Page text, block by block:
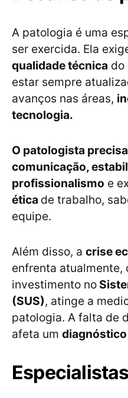
A patologia é uma
ser exercida. Ela
qualidade técnica do
estar sempre
avanços nas áreas,
tecnologia.
O patologista
comunicação,
profissionalismo e
ética de trabalho,
equipe.
Além disso, a crise
enfrenta atualmente,
investimento no
(SUS), atinge a
patologia. A falta de
afeta um